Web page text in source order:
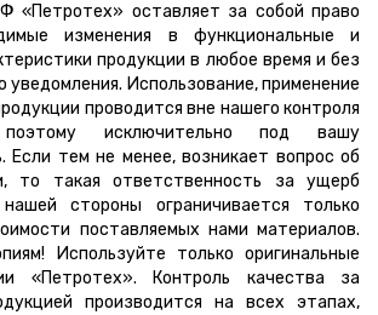
«Петротех» оставляет за собой право
изменения в функциональные и
продукции в любое время и без
уведомления. Использование, применение
проводится вне нашего контроля
исключительно под вашу
Если тем не менее, возникает вопрос об
то такая ответственность за ущерб
стороны ограничивается только
поставляемых нами материалов.
Используйте только оригинальные
«Петротех». Контроль качества за
производится на всех этапах,